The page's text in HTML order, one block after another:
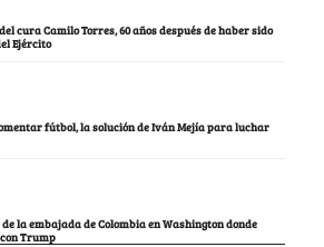
cura Camilo Torres, 60 años después de haber sido
Ejército
fútbol, la solución de Iván Mejía para luchar
de la embajada de Colombia en Washington donde
Trump